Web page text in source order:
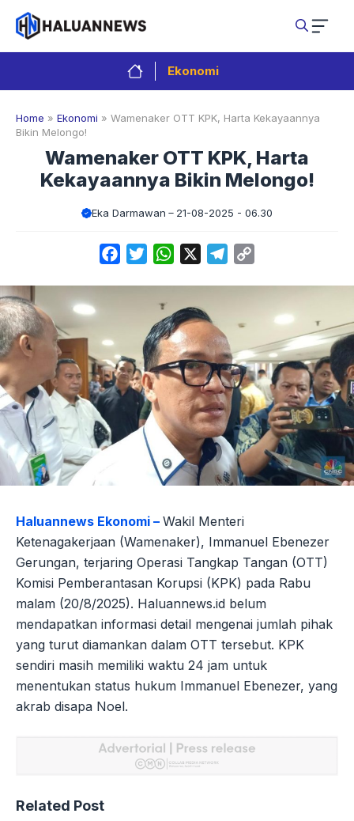
Langsung
isi
Ekonomi
Home » Ekonomi » Wamenaker OTT KPK, Harta Kekayaannya
Bikin Melongo!
Wamenaker OTT KPK, Harta
Kekayaannya Bikin Melongo!
Eka Darmawan 21-08-2025 - 06.30
FacebookTwitterWhatsApp Telegram
Haluannews Ekonomi – Wakil Menteri
Ketenagakerjaan (Wamenaker), Immanuel Ebenezer
Gerungan, terjaring Operasi Tangkap Tangan (OTT)
Komisi Pemberantasan Korupsi (KPK) pada Rabu
malam (20/8/2025). Haluannews.id belum
mendapatkan informasi detail mengenai jumlah pihak
yang turut diamankan dalam OTT tersebut. KPK
sendiri masih memiliki waktu 24 jam untuk
menentukan status hukum Immanuel Ebenezer, yang
akrab disapa Noel.
Related Post